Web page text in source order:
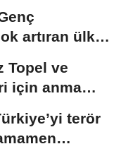
artıran ülke
Topel ve
için anma
terör